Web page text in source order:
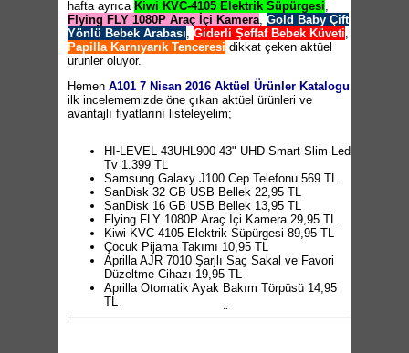
hafta ayrıca Kiwi KVC-4105 Elektrik Süpürgesi,
Flying FLY 1080P Araç İçi Kamera, Gold Baby Çift
Yönlü Bebek Arabası, Giderli Şeffaf Bebek Küveti,
Papilla Karnıyarık Tenceresi dikkat çeken aktüel
ürünler oluyor.
Hemen A101 7 Nisan 2016 Aktüel Ürünler Katalogu
ilk incelememizde öne çıkan aktüel ürünleri ve
avantajlı fiyatlarını listeleyelim;
HI-LEVEL 43UHL900 43" UHD Smart Slim Led
Tv 1.399 TL
Samsung Galaxy J100 Cep Telefonu 569 TL
SanDisk 32 GB USB Bellek 22,95 TL
SanDisk 16 GB USB Bellek 13,95 TL
Flying FLY 1080P Araç İçi Kamera 29,95 TL
Kiwi KVC-4105 Elektrik Süpürgesi 89,95 TL
Çocuk Pijama Takımı 10,95 TL
Aprilla AJR 7010 Şarjlı Saç Sakal ve Favori
Düzeltme Cihazı 19,95 TL
Aprilla Otomatik Ayak Bakım Törpüsü 14,95
TL
Aprilla ABS 1055 Yağ Ölçerli Baskül 24,95 TL